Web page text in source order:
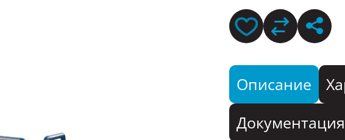
Описание
Документация